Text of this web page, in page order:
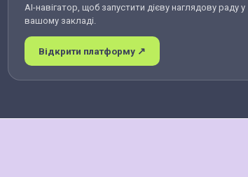
AI-навігатор, щоб запустити дієву наглядову раду у
вашому закладі.
Відкрити платформу ↗